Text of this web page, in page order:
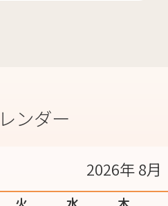
ンダー
2026年 8月